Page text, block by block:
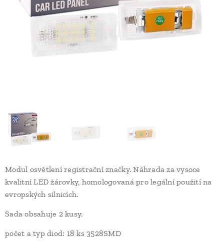
Modul osvětlení registrační značky. Náhrada za vysoce
kvalitní LED žárovky, homologovaná pro legální použití na
evropských silnicích.
Sada obsahuje 2 kusy.
počet a typ diod: 18 ks 3528SMD